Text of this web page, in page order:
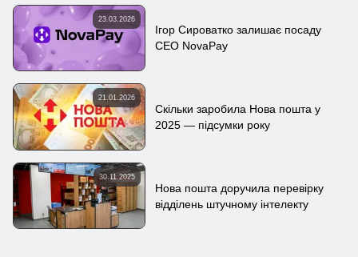
23.03.2026
Ігор Сироватко залишає посаду
CEO NovaPay
21.01.2026
Скільки заробила Нова пошта у
2025 — підсумки року
30.11.2025
Нова пошта доручила перевірку
відділень штучному інтелекту